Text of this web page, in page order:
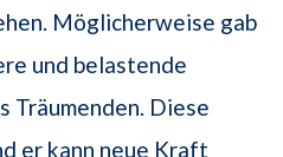
Möglicherweise gab
und belastende
Träumenden. Diese
er kann neue Kraft